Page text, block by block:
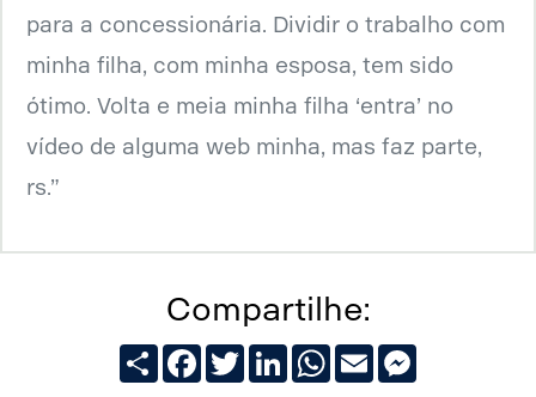
para a concessionária. Dividir o trabalho com
minha filha, com minha esposa, tem sido
ótimo. Volta e meia minha filha ‘entra’ no
vídeo de alguma web minha, mas faz parte,
rs.”
Compartilhe:
ShareFacebook
TwitterLinkedInWhatsApp
Email